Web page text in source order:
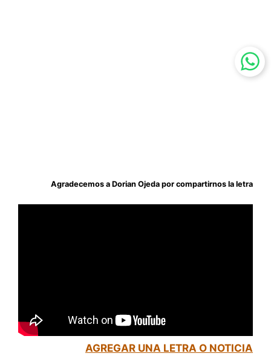
Agradecemos a Dorian Ojeda por compartirnos la letra
AGREGAR UNA LETRA O NOTICIA